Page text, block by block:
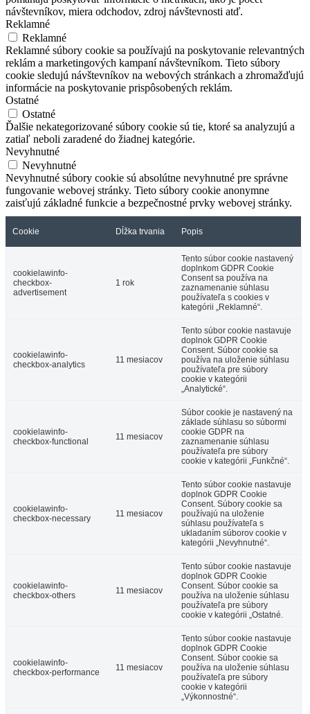
návštevníkov, miera odchodov, zdroj návštevnosti atď.
Reklamné
Reklamné
Reklamné súbory cookie sa používajú na poskytovanie relevantných
reklám a marketingových kampaní návštevníkom. Tieto súbory
cookie sledujú návštevníkov na webových stránkach a zhromažďujú
informácie na poskytovanie prispôsobených reklám.
Ostatné
Ostatné
Ďalšie nekategorizované súbory cookie sú tie, ktoré sa analyzujú a
zatiaľ neboli zaradené do žiadnej kategórie.
Nevyhnutné
Nevyhnutné
Nevyhnutné súbory cookie sú absolútne nevyhnutné pre správne
fungovanie webovej stránky. Tieto súbory cookie anonymne
zaisťujú základné funkcie a bezpečnostné prvky webovej stránky.
Cookie Dĺžka trvania Popis
cookielawinfo-
checkbox-
advertisement
1 rok
Tento súbor cookie nastavený
doplnkom GDPR Cookie
Consent sa používa na
zaznamenanie súhlasu
používateľa s cookies v
kategórii „Reklamné“.
cookielawinfo-
checkbox-analytics
11 mesiacov
Tento súbor cookie nastavuje
doplnok GDPR Cookie
Consent. Súbor cookie sa
používa na uloženie súhlasu
používateľa pre súbory
cookie v kategórii
„Analytické“.
cookielawinfo-
checkbox-functional
11 mesiacov
Súbor cookie je nastavený na
základe súhlasu so súbormi
cookie GDPR na
zaznamenanie súhlasu
používateľa pre súbory
cookie v kategórii „Funkčné“.
cookielawinfo-
checkbox-necessary
11 mesiacov
Tento súbor cookie nastavuje
doplnok GDPR Cookie
Consent. Súbory cookie sa
používajú na uloženie
súhlasu používateľa s
ukladaním súborov cookie v
kategórii „Nevyhnutné“.
cookielawinfo-
checkbox-others
11 mesiacov
Tento súbor cookie nastavuje
doplnok GDPR Cookie
Consent. Súbor cookie sa
používa na uloženie súhlasu
používateľa pre súbory
cookie v kategórii „Ostatné.
cookielawinfo-
checkbox-performance
11 mesiacov
Tento súbor cookie nastavuje
doplnok GDPR Cookie
Consent. Súbor cookie sa
používa na uloženie súhlasu
používateľa pre súbory
cookie v kategórii
„Výkonnostné“.